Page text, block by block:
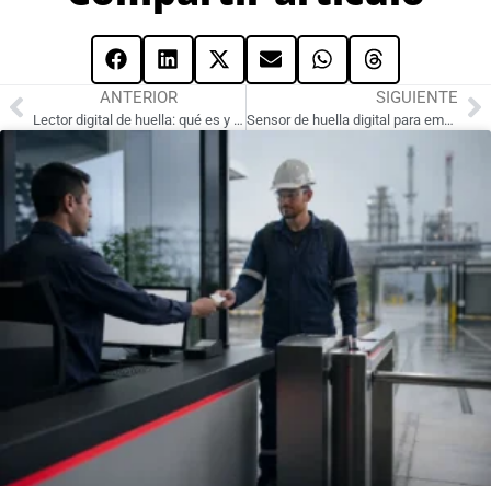
ANTERIOR
Lector digital de huella: qué es y cómo funciona
SIGUIENTE
Sensor de huella digital para empresas: un dispositivo biométrico